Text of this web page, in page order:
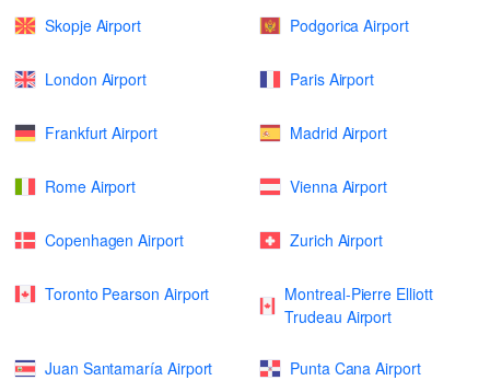
Skopje Airport Podgorica Airport
London Airport Paris Airport
Frankfurt Airport Madrid Airport
Rome Airport Vienna Airport
Copenhagen Airport Zurich Airport
Toronto Pearson Airport
Montreal-Pierre Elliott
Trudeau Airport
Juan Santamaría Airport Punta Cana Airport